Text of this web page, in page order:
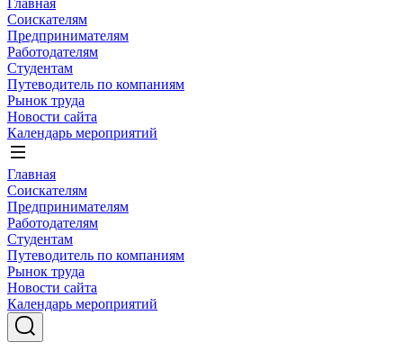
Главная
Соискателям
Предпринимателям
Работодателям
Студентам
Путеводитель по компаниям
Рынок труда
Новости сайта
Календарь мероприятий
Главная
Соискателям
Предпринимателям
Работодателям
Студентам
Путеводитель по компаниям
Рынок труда
Новости сайта
Календарь мероприятий